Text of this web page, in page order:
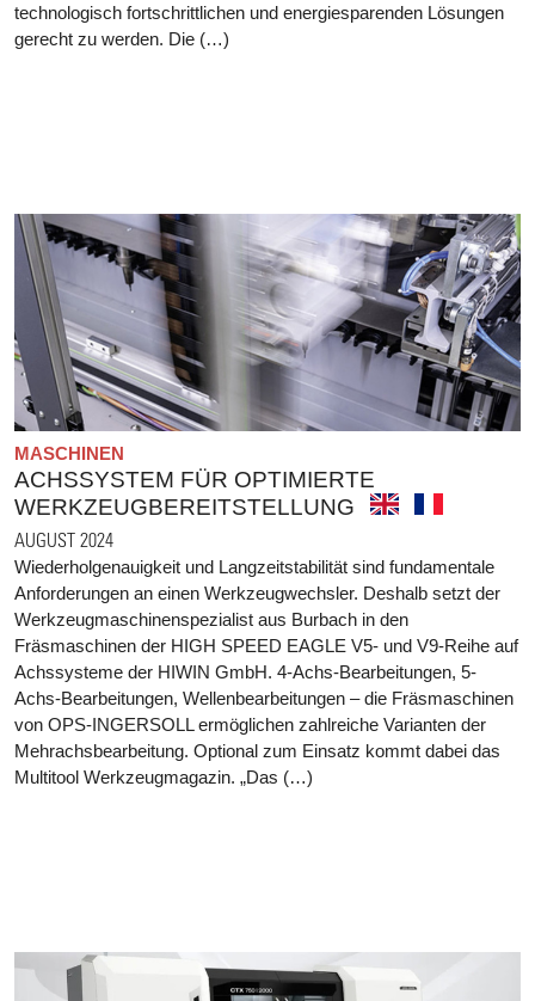
technologisch fortschrittlichen und energiesparenden Lösungen
gerecht zu werden. Die (…)
MASCHINEN
ACHSSYSTEM FÜR OPTIMIERTE
WERKZEUGBEREITSTELLUNG
AUGUST 2024
Wiederholgenauigkeit und Langzeitstabilität sind fundamentale
Anforderungen an einen Werkzeugwechsler. Deshalb setzt der
Werkzeugmaschinenspezialist aus Burbach in den
Fräsmaschinen der HIGH SPEED EAGLE V5- und V9-Reihe auf
Achssysteme der HIWIN GmbH. 4-Achs-Bearbeitungen, 5-
Achs-Bearbeitungen, Wellenbearbeitungen – die Fräsmaschinen
von OPS-INGERSOLL ermöglichen zahlreiche Varianten der
Mehrachsbearbeitung. Optional zum Einsatz kommt dabei das
Multitool Werkzeugmagazin. „Das (…)